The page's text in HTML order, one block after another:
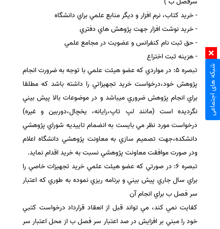
- خريد كتاب، نرم افزار و ديگر منابع علمي براي دانشگاه
- خريد نوشت افزار جهت پژوهش هاي دفتري
- حق ثبت نام كنفرانس و عضويت در مجامع علمي
- هزينه ثبت اختراع
تبصره 5: در مواردي كه عضو هيئت علمي با توجه به ضرورت انجام
پژوهش خود،درخواست خريد تجهيزاتي را داشته باشد كه مطلقا
براي انجام پژوهش ضروري ميباشد و در موضوعات بالا پيش بيني
نگرديده است (مانند لپ تاپ،رايانه، يخچال،دوربين و غيره)
درخواست مورد نظر مي بايست به انضمام تاييديه شوراي پژوهشي
دانشكده،جهت تصميم سازي به معاونت پژوهشي دانشگاه اعلام
ودر صورت موافقت معاونت پژوهشي نسبت به خريد اقدام نمايد.
تبصره 6: در صورتي كه عضو هيئت علمي خريد تجهيزات خاصي را
براي سال جاري پيش بيني و برنامه ريزي نموده به طوري كه اعتبار
سر فصل ب براي انجام آن
كفايت نمي كند، مي تواند قبل از انعقاد قرارداد درخواست كتبي
خود را مبني بر افزايش در صد اعتبار سر فصل ب از محل اعتبار سر
شبکه های اجتماعی